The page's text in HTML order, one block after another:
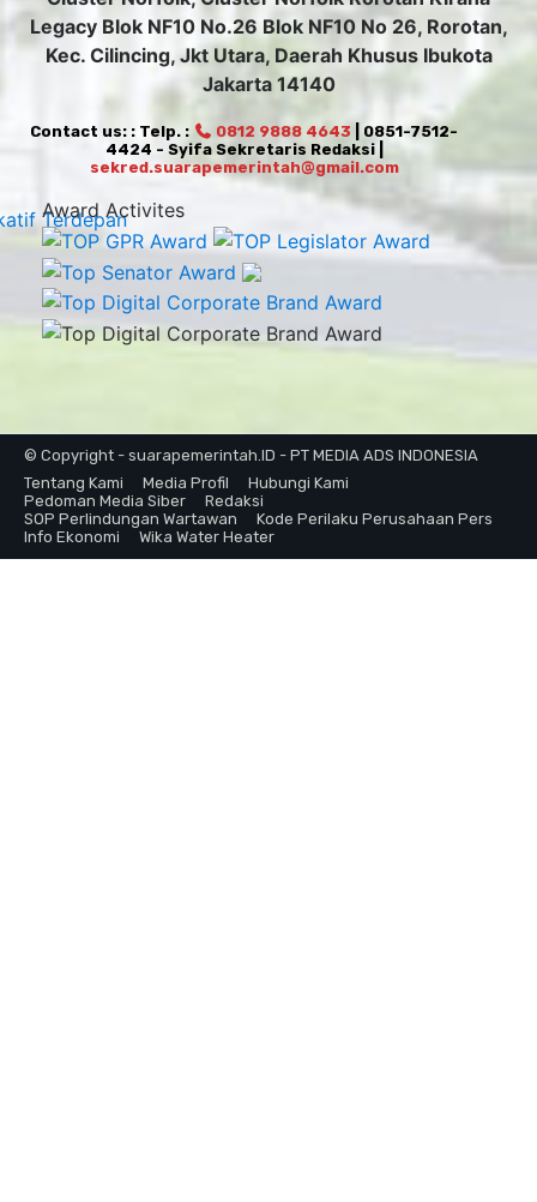
Legacy Blok NF10 No.26 Blok NF10 No 26, Rorotan,
Kec. Cilincing, Jkt Utara, Daerah Khusus Ibukota
Jakarta 14140
Contact us: : Telp. : 0812 9888 4643 | 0851-7512-
4424 - Syifa Sekretaris Redaksi |
sekred.suarapemerintah@gmail.com
Award Activites
© Copyright - suarapemerintah.ID - PT MEDIA ADS INDONESIA
Tentang Kami
Media Profil
Hubungi Kami
Pedoman Media Siber
Redaksi
SOP Perlindungan Wartawan
Kode Perilaku Perusahaan Pers
Info Ekonomi
Wika Water Heater